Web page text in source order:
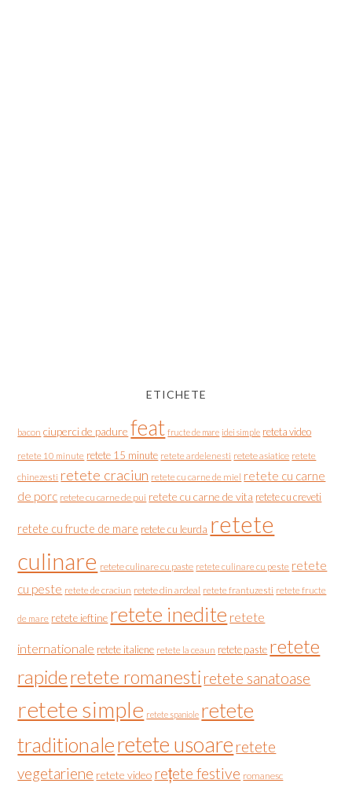
ETICHETE
bacon ciuperci de padure feat fructe de mare idei simple reteta video
retete 10 minute retete 15 minute retete ardelenesti retete asiatice retete
chinezesti retete craciun retete cu carne de miel retete cu carne
de porc retete cu carne de pui retete cu carne de vita retete cu creveti
retete cu fructe de mare retete cu leurda retete
culinare retete culinare cu paste retete culinare cu peste retete
cu peste retete de craciun retete din ardeal retete frantuzesti retete fructe
de mare retete ieftine retete inedite retete
internationale retete italiene retete la ceaun retete paste retete
rapideretete romanesti retete sanatoase
retete simple retete spaniole retete
traditionaleretete usoare retete
vegetariene retete video rețete festive romanesc